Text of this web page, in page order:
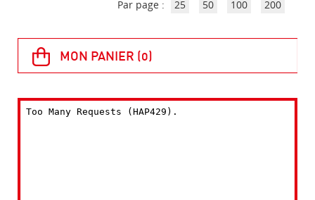
Par page :
25 50 100 200